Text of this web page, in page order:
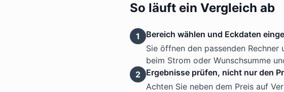
So läuft ein Vergleich ab
1
Bereich wählen und Eckdaten
Sie öffnen den passenden
beim Strom oder Wunschsumme
2 Ergebnisse prüfen, nicht nur den
Achten Sie neben dem Preis auf